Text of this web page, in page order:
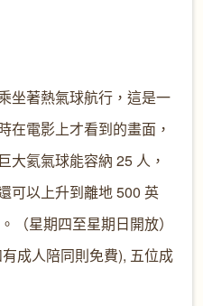
坐著熱氣球航行，這是一
在電影上才看到的畫面，
大氦氣球能容納 25 人，
可以上升到離地 500 英
（星期四至星期日開放）
成人陪同則免費), 五位成